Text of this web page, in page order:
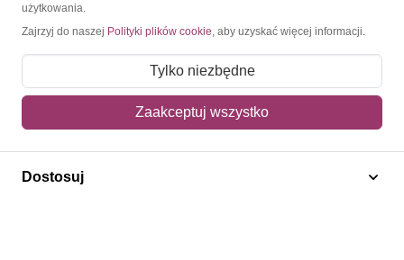
Moje konto
Moje zamówienia
Mój koszyk
Adres dostawy
Polecamy
użytkowania.
Zajrzyj do naszej Polityki plików cookie, aby uzyskać więcej informacji.
Tylko niezbędne
Zaakceptuj wszystko
Dostosuj